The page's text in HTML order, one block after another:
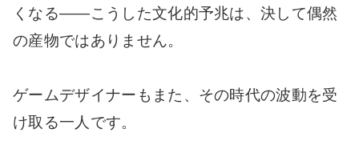
くなる――こうした文化的予兆は、決して偶然
の産物ではありません。
ゲームデザイナーもまた、その時代の波動を受
け取る一人です。